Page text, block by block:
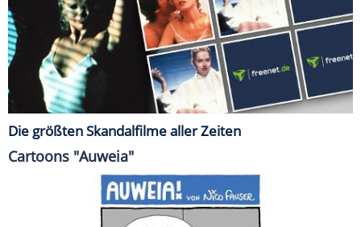
Die größten Skandalfilme aller Zeiten
Cartoons "Auweia"